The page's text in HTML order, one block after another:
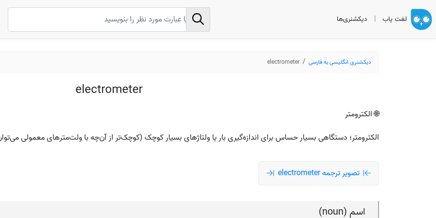
لغت یاب | دیکشنری‌ها
دیکشنری انگلیسی به فارسی electrometer
electrometer
🌐 الکترومتر
الکترومتر؛ دستگاهی بسیار حساس برای اندازه‌گیری بار یا ولتاژهای بسیار کوچک (کوچک‌تر از آن‌چه با ولت‌مترهای معمولی
تصویر ترجمه electrometer
اسم (noun)